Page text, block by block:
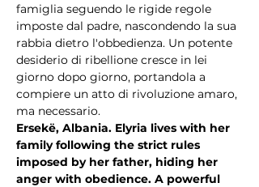
famiglia seguendo le rigide regole
imposte dal padre, nascondendo la sua
rabbia dietro l'obbedienza. Un potente
desiderio di ribellione cresce in lei
giorno dopo giorno, portandola a
compiere un atto di rivoluzione amaro,
ma necessario.
Ersekë, Albania. Elyria lives with her
family following the strict rules
imposed by her father, hiding her
anger with obedience. A powerful